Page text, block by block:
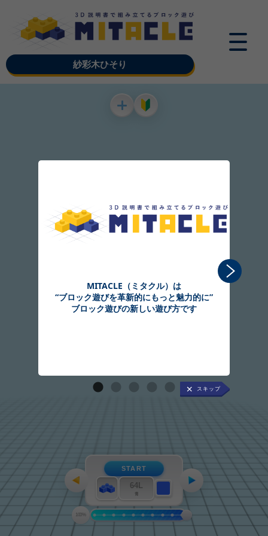
紗彩木ひそり
MITACLE（ミタクル）は
“ブロック遊びを革新的にもっと魅力的に”
ブロック遊びの新しい遊び方です
START
64L
100%